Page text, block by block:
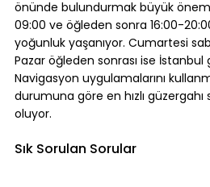
önünde bulundurmak büyük
09:00 ve öğleden sonra 16:00-
yoğunluk yaşanıyor. Cumartesi
Pazar öğleden sonrası ise
Navigasyon uygulamalarını
durumuna göre en hızlı güzergahı
oluyor.
Sık Sorulan Sorular